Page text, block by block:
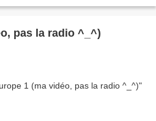
pas la radio ^_^)